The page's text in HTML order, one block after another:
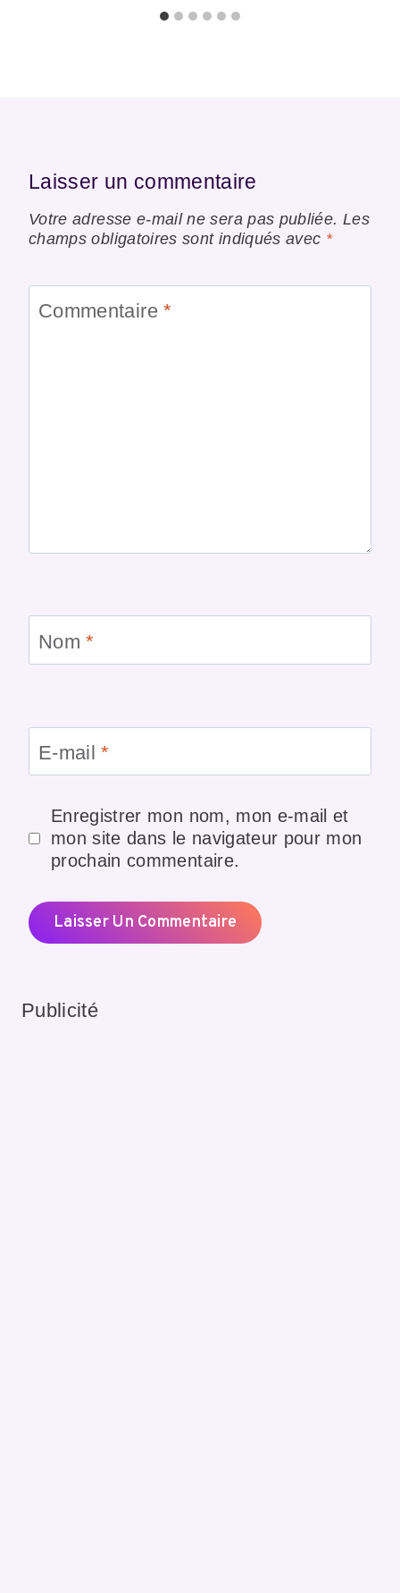
Laisser un commentaire
Votre adresse e-mail ne sera pas publiée. Les
champs obligatoires sont indiqués avec *
Commentaire*
Nom*
E-mail*
Enregistrer mon nom, mon e-mail et
mon site dans le navigateur pour mon
prochain commentaire.
Publicité